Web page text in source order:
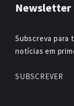
Newsletter
Subscreva para
notícias em
SUBSCREVER